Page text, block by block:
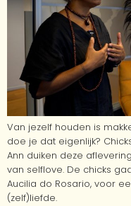
Van jezelf houden is
doe je dat eigenlijk?
Ann duiken deze
van selflove. De chicks
Aucilia do Rosario, voor
(zelf)liefde.